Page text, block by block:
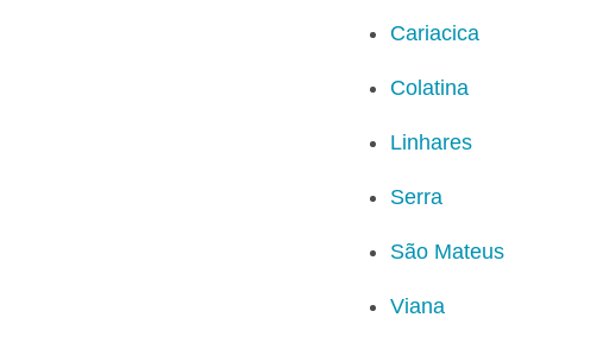
Cariacica
Colatina
Linhares
Serra
São Mateus
Viana